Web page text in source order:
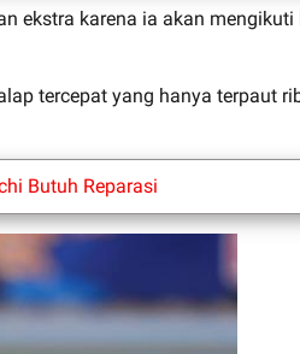
karena ia akan
tercepat yang hanya terpaut
Butuh Reparasi